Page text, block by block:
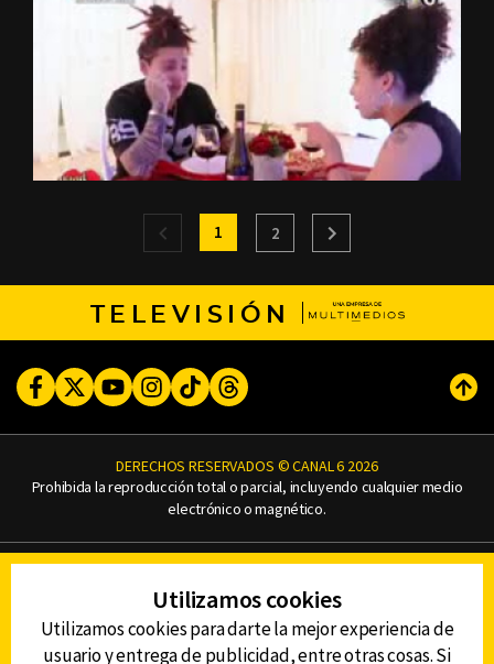
1 2
TELEVISIÓN
FacebookTwitterYoutubeInstagram
TikTokThreads
DERECHOS RESERVADOS © CANAL 6 2026
Prohibida la reproducción total o parcial, incluyendo cualquier medio
electrónico o magnético.
AVISO DE PRIVACIDAD
AVISO LEGAL
DEFENSORÍA DE LAS AUDIENCIAS
Utilizamos cookies
Utilizamos cookies para darte la mejor experiencia de
usuario y entrega de publicidad, entre otras cosas. Si